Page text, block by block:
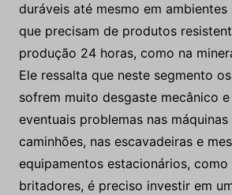
duráveis até mesmo em ambientes
que precisam de produtos
produção 24 horas, como na
Ele ressalta que neste segmento
sofrem muito desgaste mecânico
eventuais problemas nas
caminhões, nas escavadeiras e
equipamentos estacionários, como
britadores, é preciso investir em